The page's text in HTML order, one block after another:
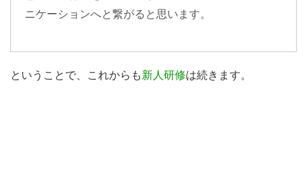
ニケーションへと繋がると思います。
ということで、これからも新人研修は続きます。